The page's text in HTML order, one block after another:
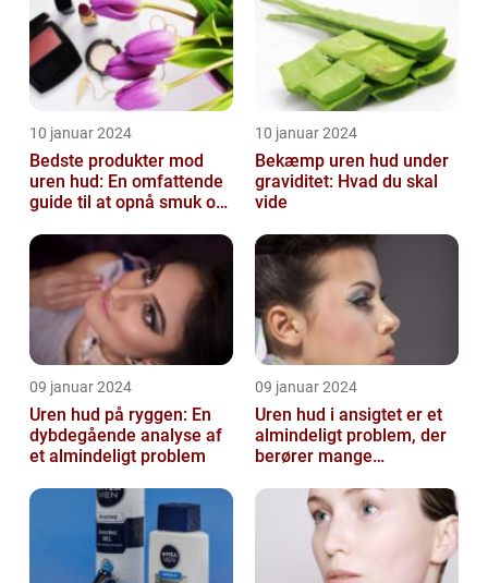
10 januar 2024
Bedste produkter mod
uren hud: En omfattende
guide til at opnå smuk og
10 januar 2024
Bekæmp uren hud under
graviditet: Hvad du skal
vide
09 januar 2024
Uren hud på ryggen: En
dybdegående analyse af
et almindeligt problem
09 januar 2024
Uren hud i ansigtet er et
almindeligt problem, der
berører mange